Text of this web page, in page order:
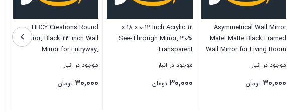
Asymmetrical Wall Mirror
Matel Matte Black Framed
Wall Mirror for Living Room
Bedroom Bathroom Entryway
BKS002B
موجود در انبار
۳۰,۰۰۰ تومان
12 x 18 x 0.12 Inch Acrylic
See-Through Mirror, 30%
Transparent
موجود در انبار
۳۰,۰۰۰ تومان
HBCY Creations Round
Mirror, Black 24 inch Wall
Mirror for Entryway,
Bathroom, Living Room and
Mirror for Both Rustic and
موجود در انبار
۳۰,۰۰۰ تومان